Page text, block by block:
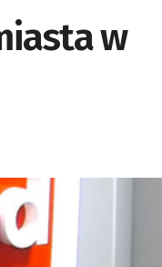
w